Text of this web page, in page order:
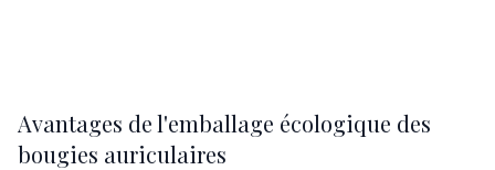
Avantages de l'emballage écologique des
bougies auriculaires